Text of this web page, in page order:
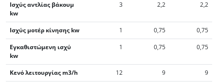
Ισχύς αντλίας βάκουμ
kw
3 2,2 2,2
Ισχύς μοτέρ κίνησης kw 1 0,75 0,75
Εγκαθιστώμενη ισχύ
kw
1 0,75 0,75
Κενό λειτουργίας m3/h 12 9 9